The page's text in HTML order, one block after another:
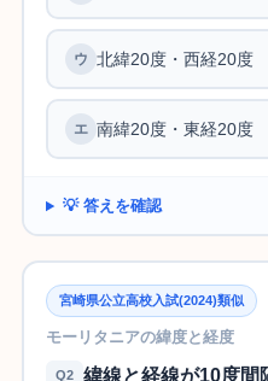
北緯20度・西経20度
南緯20度・東経20度
💡 答えを確認
宮崎県公立高校入試(2024)類似
モーリタニアの緯度と経度
Q2 緯線と経線が10度間